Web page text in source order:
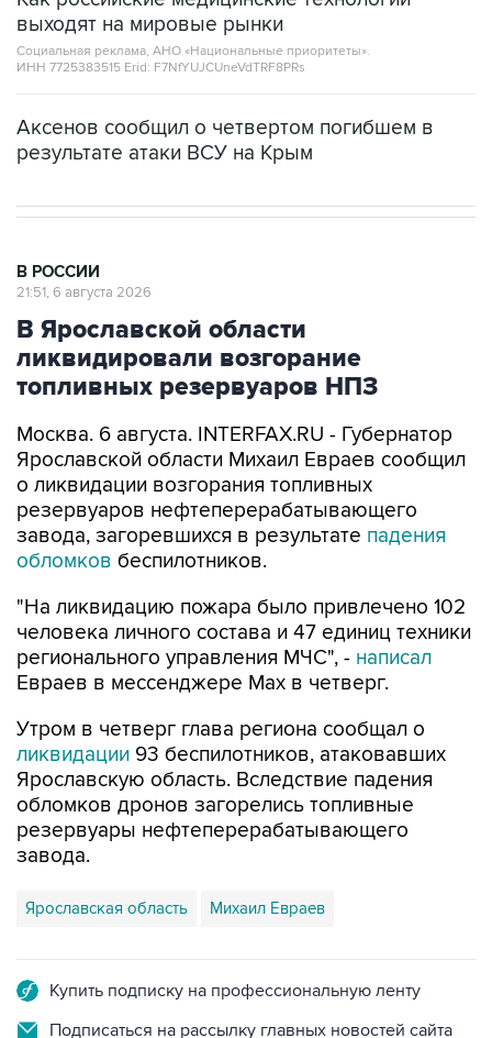
выходят на мировые рынки
Социальная реклама, АНО «Национальные приоритеты».
ИНН 7725383515 Erid: F7NfYUJCUneVdTRF8PRs
Аксенов сообщил о четвертом погибшем в
результате атаки ВСУ на Крым
В РОССИИ
21:51, 6 августа 2026
В Ярославской области
ликвидировали возгорание
топливных резервуаров НПЗ
Москва. 6 августа. INTERFAX.RU - Губернатор
Ярославской области Михаил Евраев сообщил
о ликвидации возгорания топливных
резервуаров нефтеперерабатывающего
завода, загоревшихся в результате падения
обломков беспилотников.
"На ликвидацию пожара было привлечено 102
человека личного состава и 47 единиц техники
регионального управления МЧС", - написал
Евраев в мессенджере Мах в четверг.
Утром в четверг глава региона сообщал о
ликвидации 93 беспилотников, атаковавших
Ярославскую область. Вследствие падения
обломков дронов загорелись топливные
резервуары нефтеперерабатывающего
завода.
Ярославская область Михаил Евраев
Купить подписку на профессиональную ленту
Подписаться на рассылку главных новостей сайта